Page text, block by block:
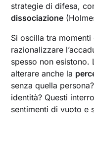
strategie di difesa,
dissociazione
Si oscilla tra
razionalizzare
spesso non esistono.
alterare anche la
senza quella
identità? Questi
sentimenti di vuoto e